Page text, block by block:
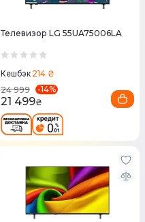
Телевизор LG 55UA75006LA
Кешбэк 214 ₴
24 999
-14%
21 499₴